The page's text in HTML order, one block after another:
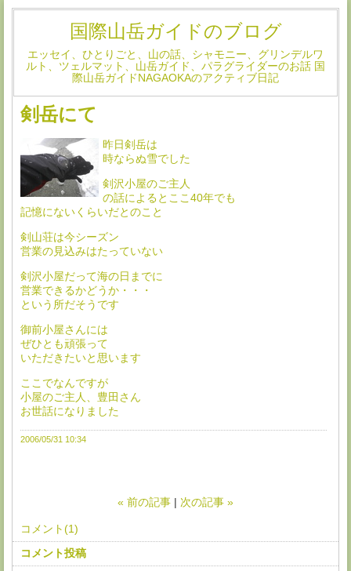
国際山岳ガイドのブログ
エッセイ、ひとりごと、山の話、シャモニー、グリンデルワ
ルト、ツェルマット、山岳ガイド、パラグライダーのお話 国
際山岳ガイドNAGAOKAのアクティブ日記
剣岳にて
昨日剣岳は
時ならぬ雪でした
剣沢小屋のご主人
の話によるとここ40年でも
記憶にないくらいだとのこと
剣山荘は今シーズン
営業の見込みはたっていない
剣沢小屋だって海の日までに
営業できるかどうか・・・
という所だそうです
御前小屋さんには
ぜひとも頑張って
いただきたいと思います
ここでなんですが
小屋のご主人、豊田さん
お世話になりました
2006/05/31 10:34
« 前の記事 次の記事 »
コメント(1)
コメント投稿